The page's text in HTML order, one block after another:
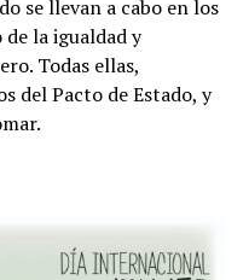
se llevan a cabo en los
la igualdad y
Todas ellas,
del Pacto de Estado, y